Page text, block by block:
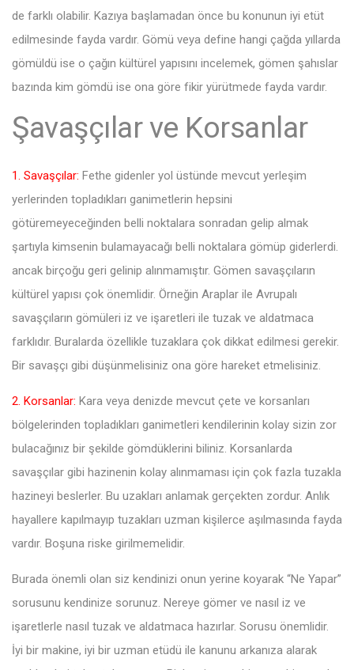
de farklı olabilir. Kazıya başlamadan önce bu konunun iyi etüt
edilmesinde fayda vardır. Gömü veya define hangi çağda yıllarda
gömüldü ise o çağın kültürel yapısını incelemek, gömen şahıslar
bazında kim gömdü ise ona göre fikir yürütmede fayda vardır.
Şavaşçılar ve Korsanlar
1. Savaşçılar: Fethe gidenler yol üstünde mevcut yerleşim
yerlerinden topladıkları ganimetlerin hepsini
götüremeyeceğinden belli noktalara sonradan gelip almak
şartıyla kimsenin bulamayacağı belli noktalara gömüp giderlerdi.
ancak birçoğu geri gelinip alınmamıştır. Gömen savaşçıların
kültürel yapısı çok önemlidir. Örneğin Araplar ile Avrupalı
savaşçıların gömüleri iz ve işaretleri ile tuzak ve aldatmaca
farklıdır. Buralarda özellikle tuzaklara çok dikkat edilmesi gerekir.
Bir savaşçı gibi düşünmelisiniz ona göre hareket etmelisiniz.
2. Korsanlar: Kara veya denizde mevcut çete ve korsanları
bölgelerinden topladıkları ganimetleri kendilerinin kolay sizin zor
bulacağınız bir şekilde gömdüklerini biliniz. Korsanlarda
savaşçılar gibi hazinenin kolay alınmaması için çok fazla tuzakla
hazineyi beslerler. Bu uzakları anlamak gerçekten zordur. Anlık
hayallere kapılmayıp tuzakları uzman kişilerce aşılmasında fayda
vardır. Boşuna riske girilmemelidir.
Burada önemli olan siz kendinizi onun yerine koyarak “Ne Yapar”
sorusunu kendinize sorunuz. Nereye gömer ve nasıl iz ve
işaretlerle nasıl tuzak ve aldatmaca hazırlar. Sorusu önemlidir.
İyi bir makine, iyi bir uzman etüdü ile kanunu arkanıza alarak